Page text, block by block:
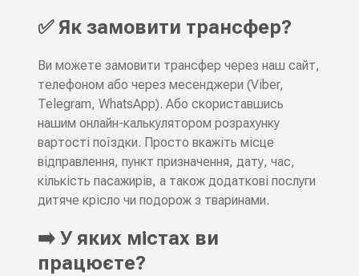
✅ Як замовити трансфер?
Ви можете замовити трансфер через наш сайт,
телефоном або через месенджери (Viber,
Telegram, WhatsApp). Або скориставшись
нашим онлайн-калькулятором розрахунку
вартості поїздки. Просто вкажіть місце
відправлення, пункт призначення, дату, час,
кількість пасажирів, а також додаткові послуги
дитяче крісло чи подорож з тваринами.
➡️ У яких містах ви
працюєте?